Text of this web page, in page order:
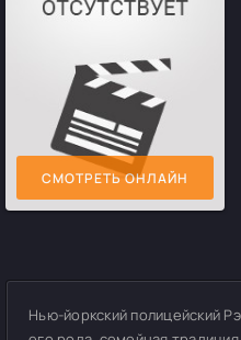
СМОТРЕТЬ ОНЛАЙН
Нью-йоркский полицейский